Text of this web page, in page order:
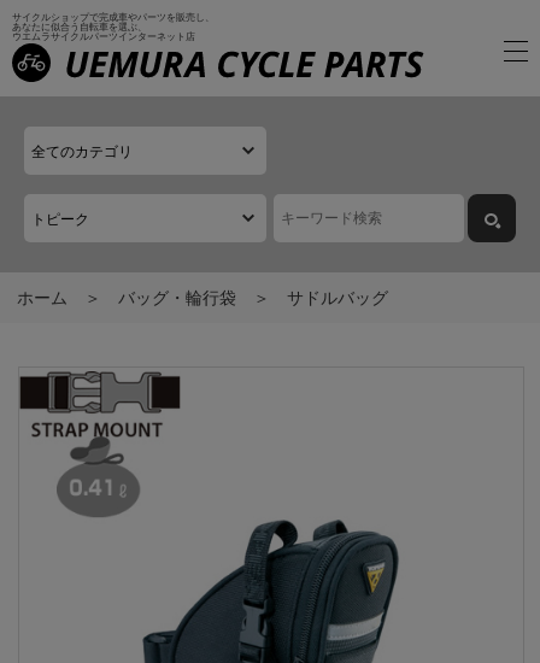
サイクルショップで完成車やパーツを販売し、
あなたに似合う自転車を選ぶ、
ウエムラサイクルパーツインターネット店
ホーム バッグ・輪行袋 サドルバッグ